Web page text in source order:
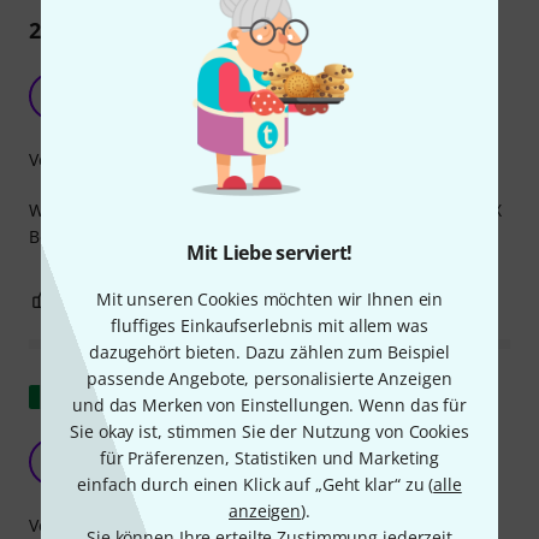
Mit Liebe serviert!
Mit unseren Cookies möchten wir Ihnen ein
fluffiges Einkaufserlebnis mit allem was
dazugehört bieten. Dazu zählen zum Beispiel
passende Angebote, personalisierte Anzeigen
und das Merken von Einstellungen. Wenn das für
Sie okay ist, stimmen Sie der Nutzung von Cookies
für Präferenzen, Statistiken und Marketing
einfach durch einen Klick auf „Geht klar“ zu (alle
anzeigen).
2Rezensionen
ITM GmbH 06.03.2026
Wir nutzen die Stecker als Endwiederstand für unsere DMX
Beleuchtung und löten noch ein 120Ohm Wiederstand ein.
Verarbeitung
0 0 BEWERTUNG MELDEN
Original zeigen
Sehr empfehlenswertes Produkt
Markos12 13.02.2026
Verarbeitung